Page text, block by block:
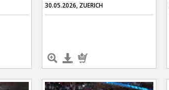
30.05.2026, ZUERICH